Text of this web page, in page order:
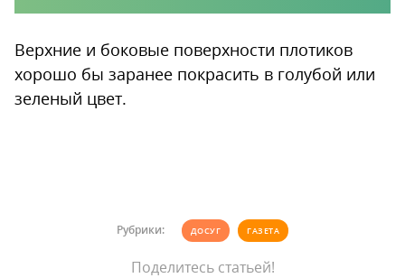
Верхние и боковые поверхности плотиков
хорошо бы заранее покрасить в голубой или
зеленый цвет.
Рубрики: ДОСУГ ГАЗЕТА
Поделитесь статьей!